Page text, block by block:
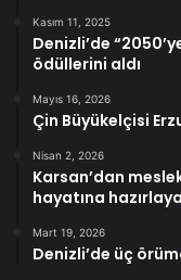
Kasım 11, 2025
Denizli’de
ödüllerini aldı
Mayıs 16, 2026
Çin Büyükelçisi
Nisan 2, 2026
Karsan’dan
hayatına
Mart 19, 2026
Denizli’de üç